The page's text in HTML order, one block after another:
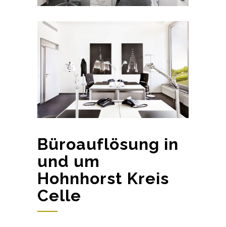
Büroauflösung in
und um
Hohnhorst Kreis
Celle